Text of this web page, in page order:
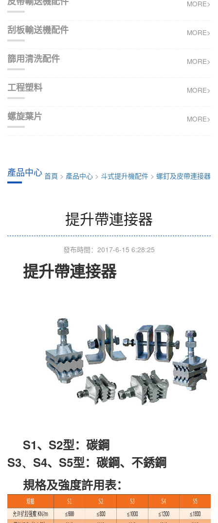
MORE>
MORE>
刮板輸送機配件
MORE>
篩用清洗配件
MORE>
工程塑料
MORE>
螺旋葉片
首頁 > 產品中心 > 斗式提升機配件 > 螺釘及皮帶連接器
產品中心
提升帶連接器
發布時間：2017-6-15 6:28:25
提升帶連接器
S1、 S2型：碳鋼
S3、 S4、 S5型：碳鋼、不銹鋼
規格及強度許用表：